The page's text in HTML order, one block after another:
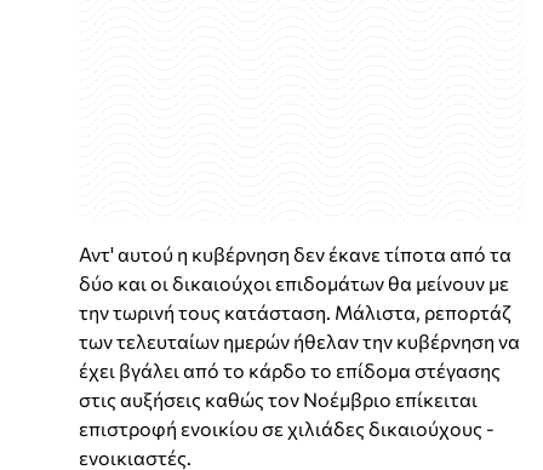
Αντ' αυτού η κυβέρνηση δεν έκανε τίποτα από τα
δύο και οι δικαιούχοι επιδομάτων θα μείνουν με
την τωρινή τους κατάσταση. Μάλιστα, ρεπορτάζ
των τελευταίων ημερών ήθελαν την κυβέρνηση να
έχει βγάλει από το κάρδο το επίδομα στέγασης
στις αυξήσεις καθώς τον Νοέμβριο επίκειται
επιστροφή ενοικίου σε χιλιάδες δικαιούχους -
ενοικιαστές.